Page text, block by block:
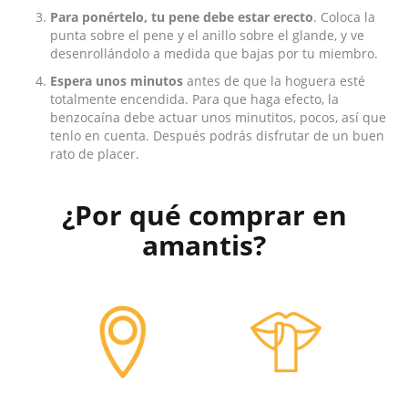
Para ponértelo, tu pene debe estar erecto. Coloca la
punta sobre el pene y el anillo sobre el glande, y ve
desenrollándolo a medida que bajas por tu miembro.
Espera unos minutos antes de que la hoguera esté
totalmente encendida. Para que haga efecto, la
benzocaína debe actuar unos minutitos, pocos, así que
tenlo en cuenta. Después podrás disfrutar de un buen
rato de placer.
¿Por qué comprar en
amantis?